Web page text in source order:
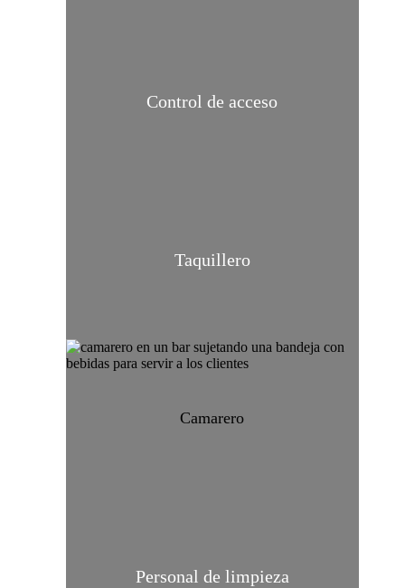
Control de acceso
Taquillero
Camarero
Personal de limpieza